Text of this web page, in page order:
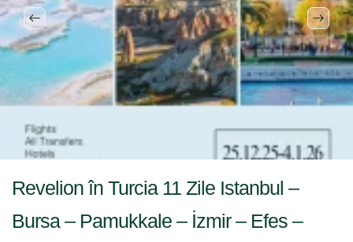
Revelion în Turcia 11 Zile Istanbul –
Bursa – Pamukkale – İzmir – Efes –